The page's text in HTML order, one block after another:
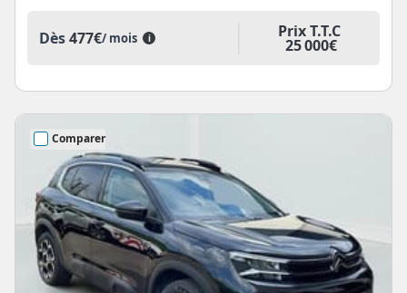
Dès477€/ mois i Prix T.T.C
25 000€
Comparer